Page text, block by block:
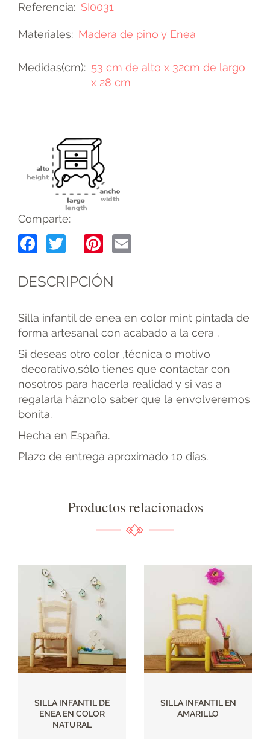
Referencia SI0031
Materiales Madera de pino y Enea
Medidas(cm)
53 cm de alto x 32cm de largo
x 28 cm
Comparte:
Facebook
TwitterPinterest
DESCRIPCIÓN
Silla infantil de enea en color mint pintada de
forma artesanal con acabado a la cera .
Si deseas otro color ,técnica o motivo
decorativo,sólo tienes que contactar con
nosotros para hacerla realidad y si vas a
regalarla háznolo saber que la envolveremos
bonita.
Hecha en España.
Plazo de entrega aproximado 10 días.
Productos relacionados
SILLA INFANTIL DE
ENEA EN COLOR
NATURAL
SILLA INFANTIL EN
AMARILLO